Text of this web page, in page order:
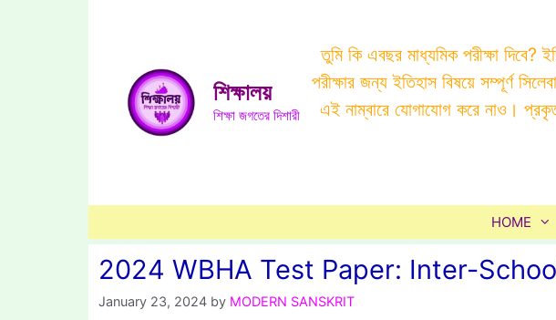
শিক্ষালয়
শিক্ষা জগতের দিশারী
তুমি কি এবছর মাধ্যমিক পরীক্ষা
পরীক্ষার জন্য ইতিহাস বিষয়ে সম্পূর্ণ
এই নাম্বারে যোগাযোগ করে নাও।
HOME
2024 WBHA Test Paper: Inter-
January 23, 2024 by MODERN SANSKRIT